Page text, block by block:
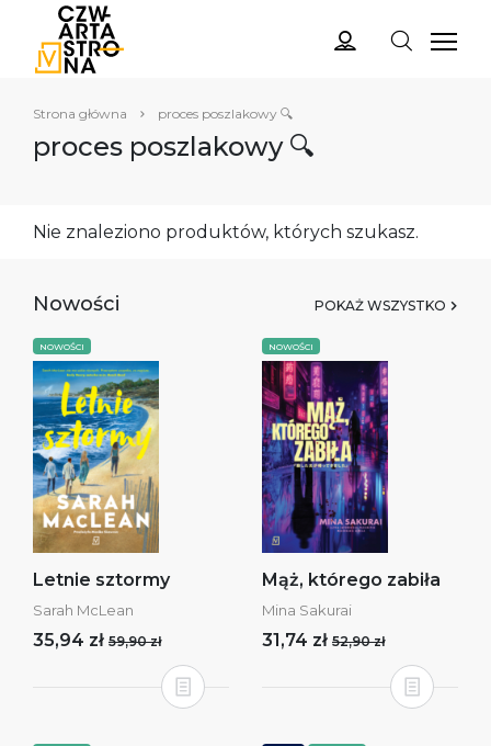
Strona główna proces poszlakowy 🔍
proces poszlakowy 🔍
Nie znaleziono produktów, których szukasz.
Nowości POKAŻ WSZYSTKO
NOWOŚCI
Letnie sztormy
Sarah McLean
35,94 zł 59,90 zł
NOWOŚCI
Mąż, którego zabiła
Mina Sakurai
31,74 zł 52,90 zł